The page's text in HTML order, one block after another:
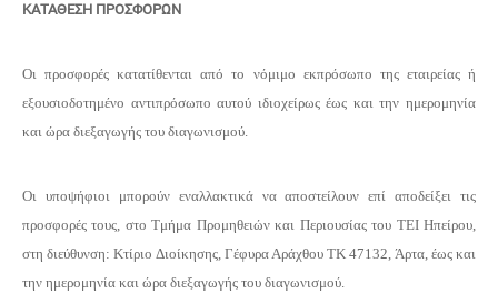
ΚΑΤΑΘΕΣΗ ΠΡΟΣΦΟΡΩΝ
Οι προσφορές κατατίθενται από το νόμιμο εκπρόσωπο της εταιρείας ή
εξουσιοδοτημένο αντιπρόσωπο αυτού ιδιοχείρως έως και την ημερομηνία
και ώρα διεξαγωγής του διαγωνισμού.
Οι υποψήφιοι μπορούν εναλλακτικά να αποστείλουν επί αποδείξει τις
προσφορές τους, στο Τμήμα Προμηθειών και Περιουσίας του ΤΕΙ Ηπείρου,
στη διεύθυνση: Κτίριο Διοίκησης, Γέφυρα Αράχθου ΤΚ 47132, Άρτα, έως και
την ημερομηνία και ώρα διεξαγωγής του διαγωνισμού.